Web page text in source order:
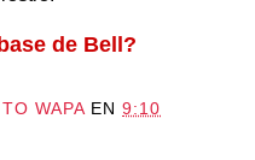
de Bell?
WAPA EN 9:10